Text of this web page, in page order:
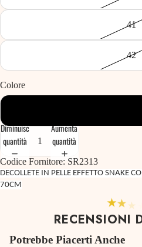
41
42
Colore
Diminuisci
quantità
Aumenta
quantità
Codice Fornitore: SR2313
DECOLLETE IN PELLE EFFETTO SNAKE
70CM
★★★
RECENSIONI
Potrebbe Piacerti Anche